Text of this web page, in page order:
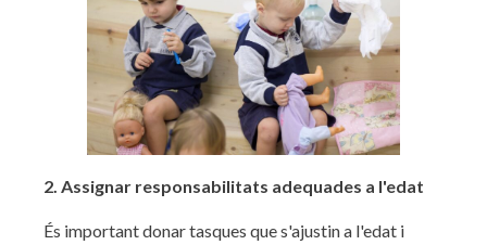
2. Assignar responsabilitats adequades a l'edat
És important donar tasques que s'ajustin a l'edat i